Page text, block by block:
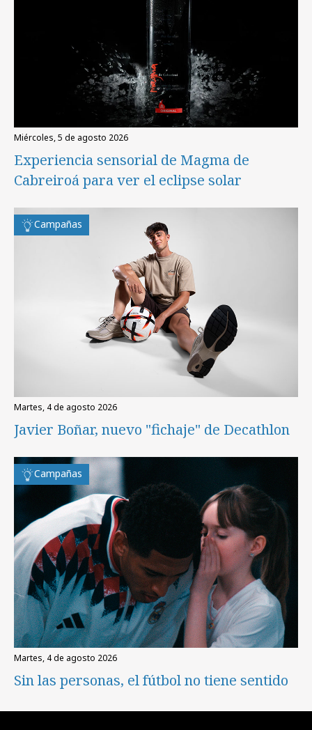
miércoles, 5 de agosto 2026
Experiencia sensorial de Magma de
Cabreiroá para ver el eclipse solar
Campañas
martes, 4 de agosto 2026
Javier Boñar, nuevo "fichaje" de Decathlon
Campañas
martes, 4 de agosto 2026
Sin las personas, el fútbol no tiene sentido